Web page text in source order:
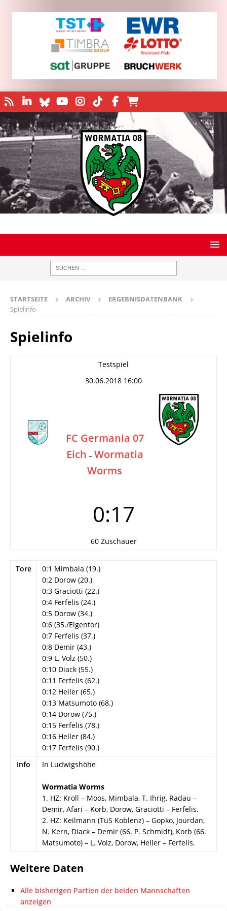
STARTSEITE ARCHIV
ERGEBNISDATENBANK
Spielinfo
Spielinfo
Testspiel
30.06.2018 16:00
FC Germania 07
Eich – Wormatia
Worms
0:17
60 Zuschauer
Tore
0:1 Mimbala (19.)
0:2 Dorow (20.)
0:3 Graciotti (22.)
0:4 Ferfelis (24.)
0:5 Dorow (34.)
0:6 (35./Eigentor)
0:7 Ferfelis (37.)
0:8 Demir (43.)
0:9 L. Volz (50.)
0:10 Diack (55.)
0:11 Ferfelis (62.)
0:12 Heller (65.)
0:13 Matsumoto (68.)
0:14 Dorow (75.)
0:15 Ferfelis (78.)
0:16 Heller (84.)
0:17 Ferfelis (90.)
Info
In Ludwigshöhe
Wormatia Worms
1. HZ: Kroll – Moos, Mimbala, T. Ihrig, Radau –
Demir, Afari – Korb, Dorow, Graciotti – Ferfelis.
2. HZ: Keilmann (TuS Koblenz) – Gopko, Jourdan,
N. Kern, Diack – Demir (66. P. Schmidt), Korb (66.
Matsumoto) – L. Volz, Dorow, Heller – Ferfelis.
Weitere Daten
Alle bisherigen Partien der beiden Mannschaften
anzeigen